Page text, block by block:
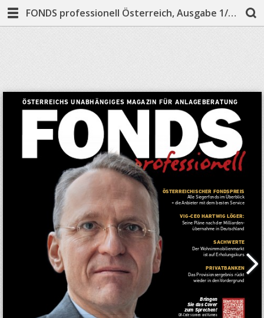
FONDS professionell Österreich, Ausgabe 1/2026